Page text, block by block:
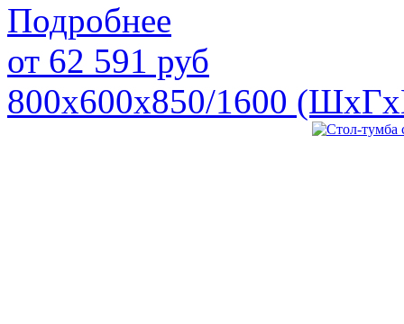
Подробнее
от 62 591 руб
800х600х850/1600